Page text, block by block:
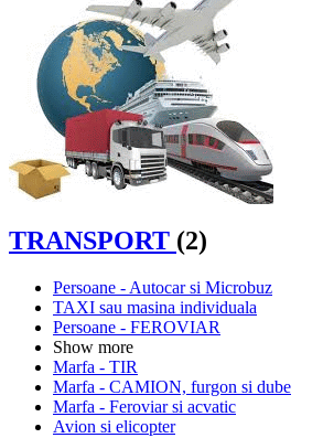
TRANSPORT (2)
Persoane - Autocar si Microbuz
TAXI sau masina individuala
Persoane - FEROVIAR
Show more
Marfa - TIR
Marfa - CAMION, furgon si dube
Marfa - Feroviar si acvatic
Avion si elicopter